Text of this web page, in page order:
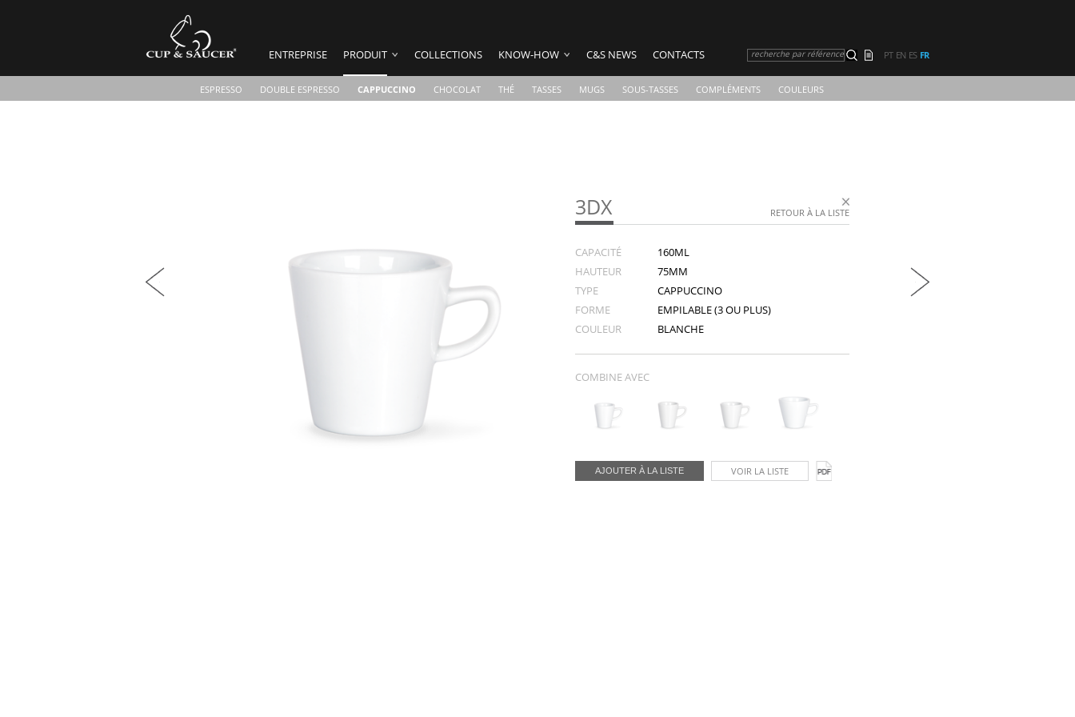
ENTREPRISE PRODUIT
ESPRESSO DOUBLE ESPRESSO CAPPUCCINO CHOCOLAT THÉ TASSES MUGS SOUS-TASSES COMPLÉMENTS COULEURS
COLLECTIONS KNOW-HOW C&S NEWS CONTACTS recherche par référence PT EN ES FR
RETOUR À LA LISTE
3DX
CAPACITÉ
160ML
HAUTEUR
75MM
TYPE
CAPPUCCINO
FORME
EMPILABLE (3 OU PLUS)
COULEUR
BLANCHE
COMBINE AVEC
VOIR LA LISTE